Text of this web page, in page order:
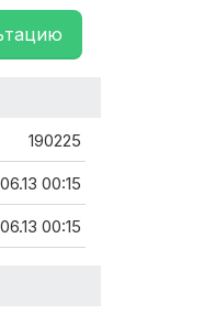
190225
00:15
00:15